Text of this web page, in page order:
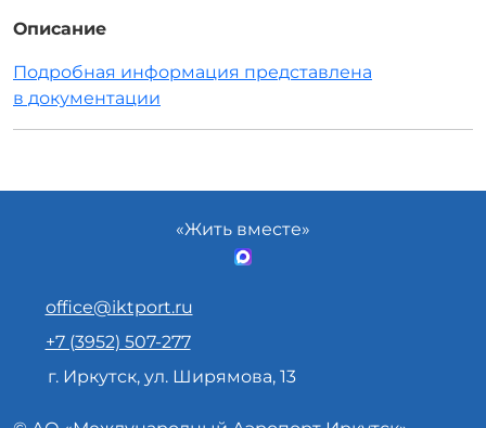
Описание
Подробная информация представлена
в документации
«Жить вместе»
office@iktport.ru
+7 (3952) 507-277
г. Иркутск, ул. Ширямова, 13